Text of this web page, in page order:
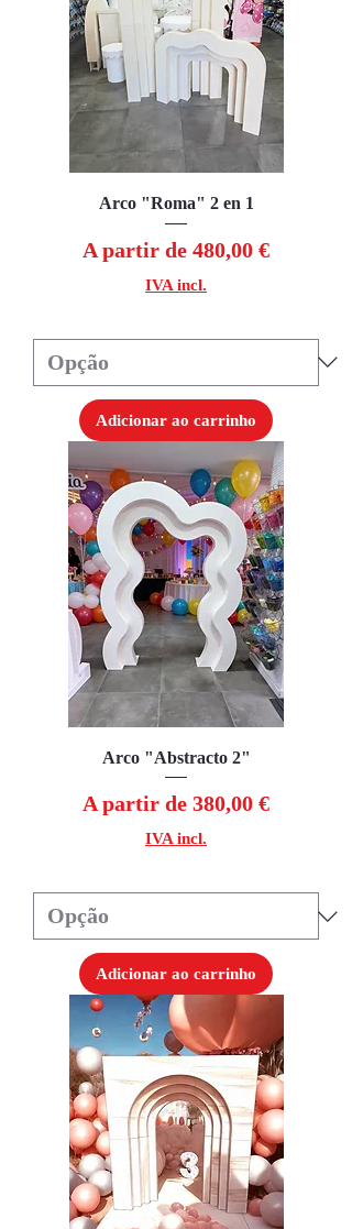
Arco "Roma" 2 en 1
A partir de 480,00 €
Preço promocional
IVA incl.
Adicionar ao carrinho
Arco "Abstracto 2"
A partir de 380,00 €
Preço promocional
IVA incl.
Adicionar ao carrinho